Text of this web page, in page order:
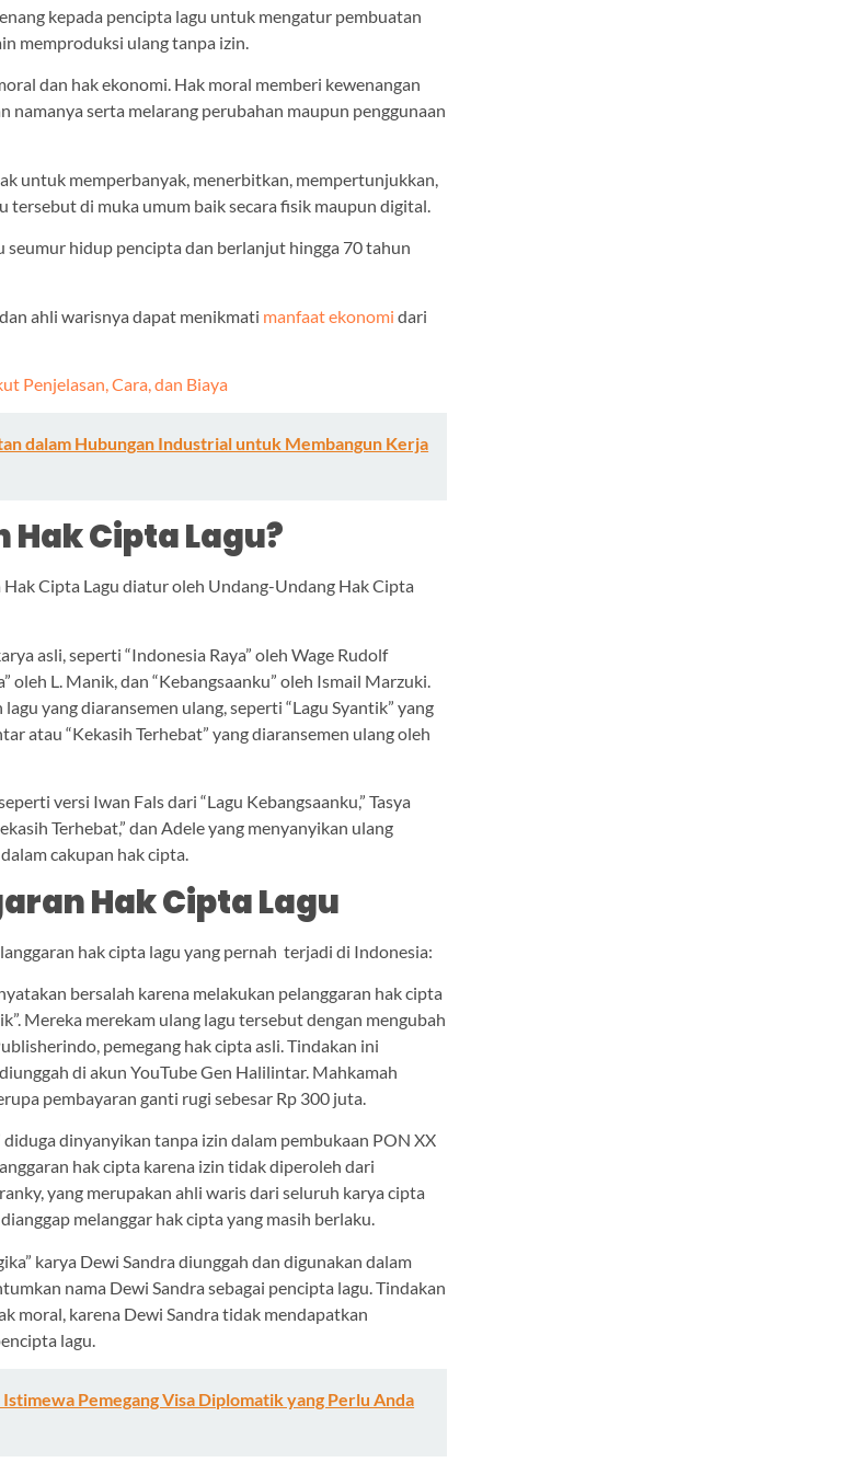
kepada pencipta lagu untuk mengatur pembuatan
memproduksi ulang tanpa izin.
dan hak ekonomi. Hak moral memberi kewenangan
namanya serta melarang perubahan maupun penggunaan
untuk memperbanyak, menerbitkan, mempertunjukkan,
tersebut di muka umum baik secara fisik maupun digital.
seumur hidup pencipta dan berlanjut hingga 70 tahun
ahli warisnya dapat menikmati manfaat ekonomi dari
Penjelasan, Cara, dan Biaya
dalam Hubungan Industrial untuk Membangun Kerja
Hak Cipta Lagu?
Hak Cipta Lagu diatur oleh Undang-Undang Hak Cipta
asli, seperti “Indonesia Raya” oleh Wage Rudolf
oleh L. Manik, dan “Kebangsaanku” oleh Ismail Marzuki.
yang diaransemen ulang, seperti “Lagu Syantik” yang
atau “Kekasih Terhebat” yang diaransemen ulang oleh
versi Iwan Fals dari “Lagu Kebangsaanku,” Tasya
Terhebat,” dan Adele yang menyanyikan ulang
cakupan hak cipta.
Hak Cipta Lagu
hak cipta lagu yang pernah terjadi di Indonesia:
bersalah karena melakukan pelanggaran hak cipta
Mereka merekam ulang lagu tersebut dengan mengubah
pemegang hak cipta asli. Tindakan ini
di akun YouTube Gen Halilintar. Mahkamah
pembayaran ganti rugi sebesar Rp 300 juta.
diduga dinyanyikan tanpa izin dalam pembukaan PON XX
hak cipta karena izin tidak diperoleh dari
yang merupakan ahli waris dari seluruh karya cipta
melanggar hak cipta yang masih berlaku.
karya Dewi Sandra diunggah dan digunakan dalam
nama Dewi Sandra sebagai pencipta lagu. Tindakan
moral, karena Dewi Sandra tidak mendapatkan
lagu.
Pemegang Visa Diplomatik yang Perlu Anda